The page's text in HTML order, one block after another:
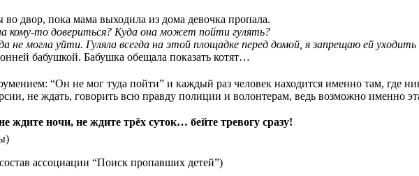
двор, пока мама выходила из дома девочка пропала.
то довериться? Куда она может пойти гулять?
не могла уйти. Гуляла всегда на этой площадке перед домой, я запрещаю ей
бабушкой. Бабушка обещала показать котят…
“Он не мог туда пойти” и каждый раз человек находится именно там, где
не ждать, говорить всю правду полиции и волонтерам, ведь возможно именно
ждите ночи, не ждите трёх суток… бейте тревогу сразу!
ассоциации “Поиск пропавших детей”)